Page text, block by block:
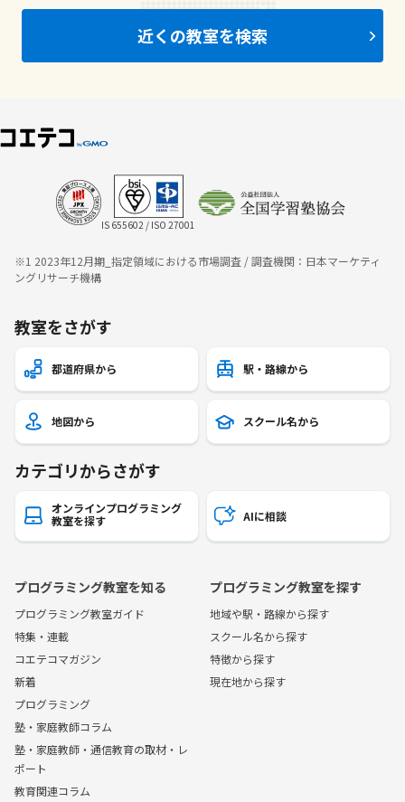
近くの教室を検索
IS 655602 / ISO 27001
※1 2023年12月期_指定領域における市場調査 / 調査機関：日本マーケティ
ングリサーチ機構
教室をさがす
都道府県から 駅・路線から
地図から スクール名から
カテゴリからさがす
オンラインプログラミング
教室を探す
AIに相談
プログラミング教室を知る
プログラミング教室ガイド
特集・連載
コエテコマガジン
新着
プログラミング
塾・家庭教師コラム
塾・家庭教師・通信教育の取材・レ
ポート
教育関連コラム
プログラミング教室を探す
地域や駅・路線から探す
スクール名から探す
特徴から探す
現在地から探す